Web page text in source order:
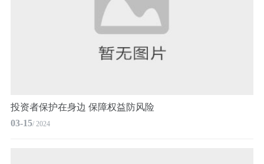
投资者保护在身边 保障权益防风险
03-15/ 2024